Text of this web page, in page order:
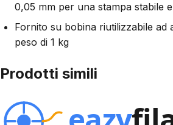
0,05 mm per una stampa stabile
Fornito su bobina riutilizzabile ad
peso di 1 kg
Prodotti simili